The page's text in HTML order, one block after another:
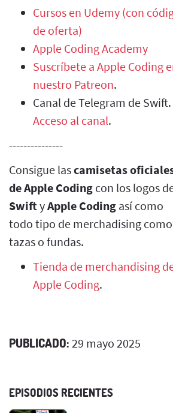
Cursos en Udemy (con
de oferta)
Apple Coding Academy
Suscríbete a Apple Coding
nuestro Patreon.
Canal de Telegram de Swift.
Acceso al canal.
---------------
Consigue lascamisetas
de Apple Coding con los logos
SwiftyApple Coding así como
todo tipo de merchadising como
tazas o fundas.
Tienda de merchandising
Apple Coding.
PUBLICADO: 29 mayo 2025
EPISODIOS RECIENTES